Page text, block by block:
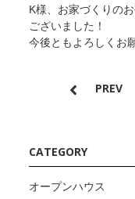
K様、お家づくりの
ございました！
今後ともよろしくお
PREV
CATEGORY
オープンハウス